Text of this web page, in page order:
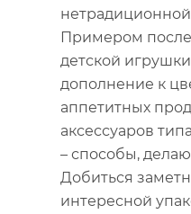
Примером
детской
дополнение к
аппетитных
аксессуаров
– способы,
Добиться
интересной